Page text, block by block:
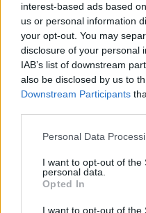
interest-based ads based
us or personal information
your opt-out. You may
disclosure of your personal
IAB’s list of downstream
also be disclosed by us to
Downstream Participants
Personal Data
I want to opt-out of the
personal data.
Opted In
I want to opt-out of the
Αν ενδιαφέρεσαι για τη
κάνεις την αίτησή σου
κάλεσε στο +30 6942980190
Κωνσταντίνα Μαμάη.
Παρακαλούμε λάβετε υπόψη
ισότιμης μεταχείρισης, θα
που υποβάλλονται μέσω του
αξιολόγηση όλων των
επικοινωνούμε μόνο με
ανταποκρίνονται στις
προκειμένου να οριστεί
αιτήσεις θεωρούνται